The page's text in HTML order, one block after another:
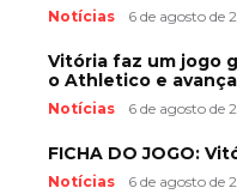
Notícias 6 de agosto de
Vitória faz um jogo
o Athletico e
Notícias 6 de agosto de
FICHA DO JOGO:
Notícias 6 de agosto de